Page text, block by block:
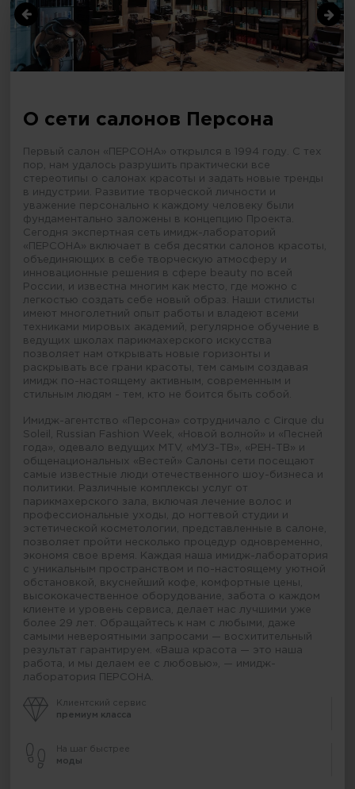
О сети салонов Персона
Первый салон «ПЕРСОНА» открылся в 1994 году. С тех
пор, нам удалось разрушить практически все
стереотипы о салонах красоты и задать новые тренды
в индустрии. Развитие творческой личности и
уважение персонально к каждому человеку были
фундаментально заложены в концепцию Проекта.
Сегодня экспертная сеть имидж-лабораторий
«ПЕРСОНА» включает в себя десятки салонов красоты,
объединяющих в себе творческую атмосферу и
инновационные решения в сфере beauty по всей
России, и известна многим как место, где можно с
легкостью создать себе новый образ. Наши стилисты
имеют многолетний опыт работы и владеют всеми
техниками мировых академий, регулярное обучение в
ведущих школах парикмахерского искусства
позволяет нам открывать новые горизонты и
раскрывать все грани красоты, тем самым создавая
имидж по-настоящему активным, современным и
стильным людям - тем, кто не боится быть собой.
Имидж-агентство «Персона» сотрудничало с Cirque du
Soleil, Russian Fashion Week, «Новой волной» и «Песней
года», одевало ведущих MTV, «МУЗ-ТВ», «РЕН-ТВ» и
общенациональных «Вестей» Салоны сети посещают
самые известные люди отечественного шоу-бизнеса и
политики. Различные комплексы услуг от
парикмахерского зала, включая лечение волос и
профессиональные уходы, до ногтевой студии и
эстетической косметологии, представленные в салоне,
позволяет пройти несколько процедур одновременно,
экономя свое время. Каждая наша имидж-лаборатория
с уникальным пространством и по-настоящему уютной
обстановкой, вкуснейший кофе, комфортные цены,
высококачественное оборудование, забота о каждом
клиенте и уровень сервиса, делает нас лучшими уже
более 29 лет. Обращайтесь к нам с любыми, даже
самыми невероятными запросами — восхитительный
результат гарантируем. «Ваша красота — это наша
работа, и мы делаем ее с любовью», — имидж-
лаборатория ПЕРСОНА.
Клиентский сервис
премиум класса
На шаг быстрее
моды